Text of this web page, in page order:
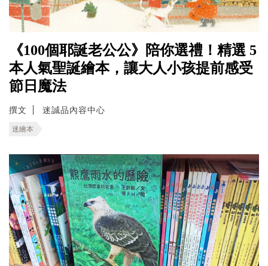
《100個耶誕老公公》陪你選禮！精選 5
本人氣聖誕繪本，讓大人小孩提前感受
節日魔法
撰文 迷誠品內容中心
迷繪本